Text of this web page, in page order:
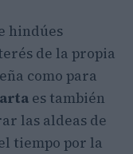
hindúes
de la propia
como para
es también
las aldeas de
tiempo por la